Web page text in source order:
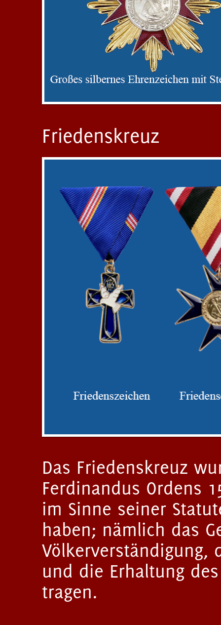
Friedenskreuz
Das Friedenskreuz
Ferdinandus Ordens
im Sinne seiner
haben; nämlich das
Völkerverständigung,
und die Erhaltung
tragen.